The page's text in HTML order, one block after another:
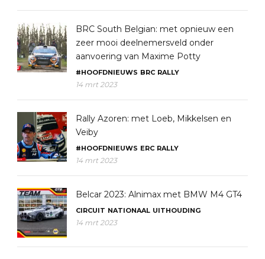
BRC South Belgian: met opnieuw een
zeer mooi deelnemersveld onder
aanvoering van Maxime Potty
#HOOFDNIEUWS BRC RALLY
14 mrt 2023
Rally Azoren: met Loeb, Mikkelsen en
Veiby
#HOOFDNIEUWS ERC RALLY
14 mrt 2023
Belcar 2023: Alnimax met BMW M4 GT4
CIRCUIT NATIONAAL UITHOUDING
14 mrt 2023